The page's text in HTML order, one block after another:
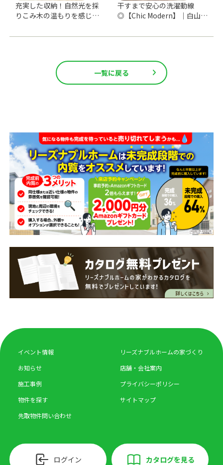
充実した収納！自然光を採
りこみ木の温もりを感じる
町
干すまで安心の洗濯動線
◎【Chic Modern】｜白山市
一覧に戻る
イベント情報
お知らせ
施工事例
物件を探す
先取物件問い合わせ
リーズナブルホームの家づくり
店舗・会社案内
プライバシーポリシー
サイトマップ
ログイン カタログを見る